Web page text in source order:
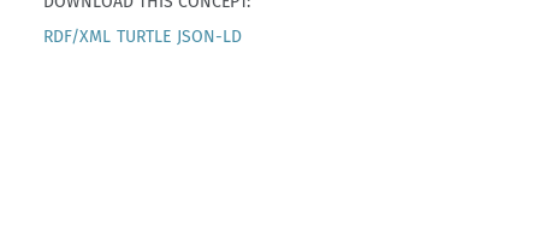
RDF/XML TURTLE JSON-LD